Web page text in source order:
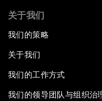
关于我们
我们的策略
关于我们
我们的工作方式
我们的领导团队与组织治